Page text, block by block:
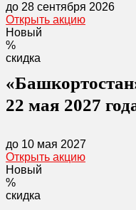
до 28 сентября 2026
Открыть акцию
Новый
%
скидка
22 мая 2027
до 10 мая 2027
Открыть акцию
Новый
%
скидка